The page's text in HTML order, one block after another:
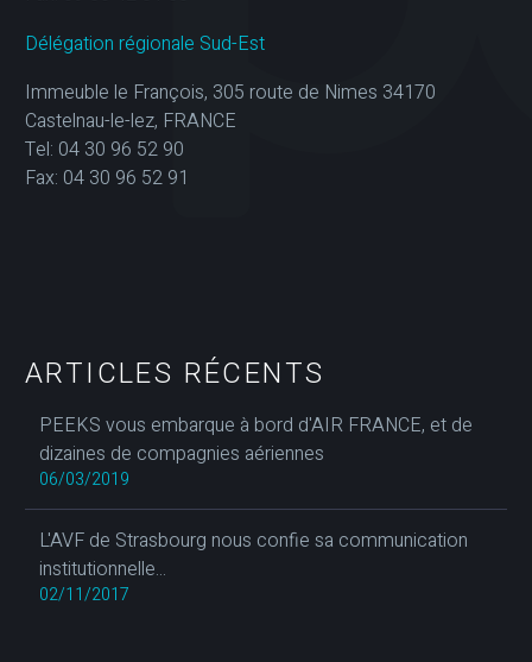
Délégation régionale Sud-Est
Immeuble le François, 305 route de Nimes 34170
Castelnau-le-lez, FRANCE
Tel: 04 30 96 52 90
Fax: 04 30 96 52 91
ARTICLES RÉCENTS
PEEKS vous embarque à bord d'AIR FRANCE, et de
dizaines de compagnies aériennes
06/03/2019
L'AVF de Strasbourg nous confie sa communication
institutionnelle...
02/11/2017